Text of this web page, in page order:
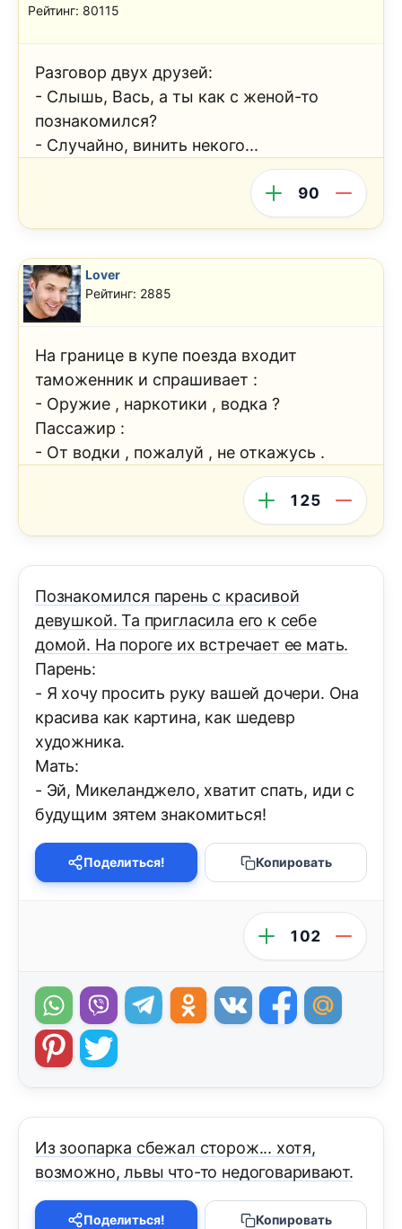
Рейтинг: 80115
Разговор двух друзей:
- Слышь, Вась, а ты как с женой-то
познакомился?
- Случайно, винить некого...
90
Lover
Рейтинг: 2885
На границе в купе поезда входит
таможенник и спрашивает :
- Оружие , наркотики , водка ?
Пассажир :
- От водки , пожалуй , не откажусь .
125
Познакомился парень с красивой
девушкой. Та пригласила его к себе
домой. На пороге их встречает ее мать.
Парень:
- Я хочу просить руку вашей дочери. Она
красива как картина, как шедевр
художника.
Мать:
- Эй, Микеланджело, хватит спать, иди с
будущим зятем знакомиться!
Поделиться! Копировать
102
Из зоопарка сбежал сторож... хотя,
возможно, львы что-то недоговаривают.
Поделиться! Копировать